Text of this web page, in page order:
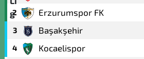
2 Erzurumspor FK
3 Başakşehir
4 Kocaelispor